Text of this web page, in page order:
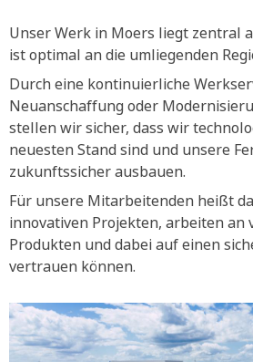
Unser Werk in Moers liegt zentral
ist optimal an die umliegenden
Durch eine kontinuierliche
Neuanschaffung oder
stellen wir sicher, dass wir
neuesten Stand sind und unsere
zukunftssicher ausbauen.
Für unsere Mitarbeitenden heißt
innovativen Projekten, arbeiten an
Produkten und dabei auf einen
vertrauen können.